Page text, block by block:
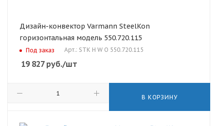
Дизайн-конвектор Varmann SteelKon
горизонтальная модель 550.720.115
Под заказ Арт.: STK H W O 550.720.115
19 827руб./шт
В КОРЗИНУ